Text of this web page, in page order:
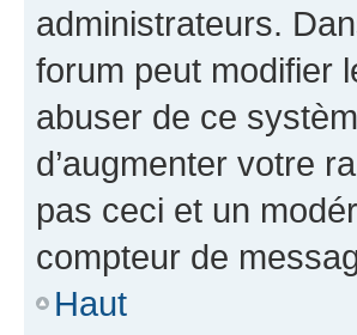
administrateurs.
forum peut modifier
abuser de ce
d’augmenter votre
pas ceci et un
compteur de
Haut